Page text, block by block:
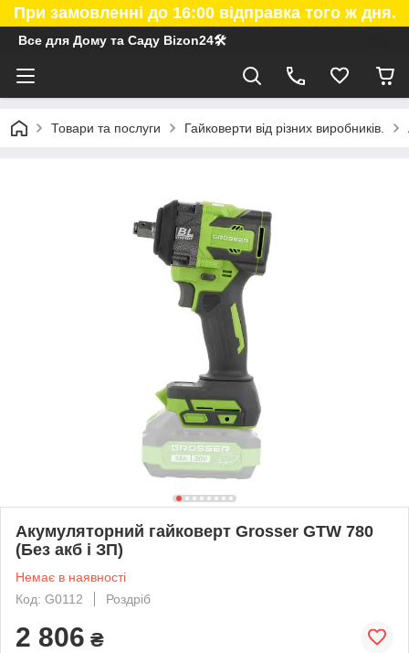
При замовленні до 16:00 відправка того ж дня.
Все для Дому та Саду Bizon24🛠
Товари та послуги Гайковерти від різних виробників.
Акумуляторний гайковерт Grosser GTW 780
(Без акб і ЗП)
Немає в наявності
Код: G0112
Роздріб
2 806 ₴